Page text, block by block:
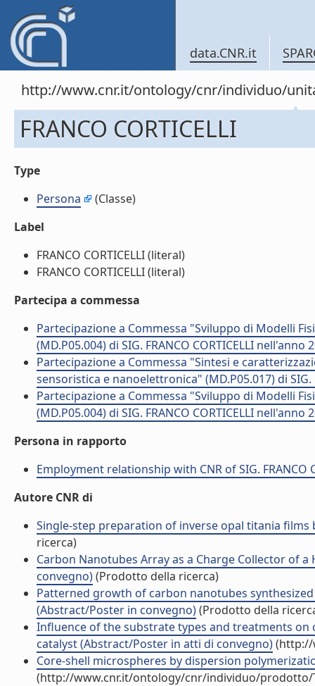
data.CNR.it
http://www.cnr.it/ontology/cnr/individuo/
FRANCO CORTICELLI
Type
Persona
(Classe)
Label
FRANCO CORTICELLI (literal)
FRANCO CORTICELLI (literal)
Partecipa a commessa
Partecipazione a Commessa "Sviluppo di Modelli
(MD.P05.004) di SIG. FRANCO CORTICELLI nell'anno
Partecipazione a Commessa "Sintesi e
sensoristica e nanoelettronica" (MD.P05.017) di SIG.
Partecipazione a Commessa "Sviluppo di Modelli
(MD.P05.004) di SIG. FRANCO CORTICELLI nell'anno
Persona in rapporto
Employment relationship with CNR of SIG. FRANCO
Autore CNR di
Single-step preparation of inverse opal titania
ricerca)
Carbon Nanotubes Array as a Charge Collector of
convegno)(Prodotto della ricerca)
Patterned growth of carbon nanotubes
(Abstract/Poster in convegno)(Prodotto della
Influence of the substrate types and treatments
catalyst (Abstract/Poster in atti di convegno)(http://
Core-shell microspheres by dispersion
(http://www.cnr.it/ontology/cnr/individuo/prodotto/